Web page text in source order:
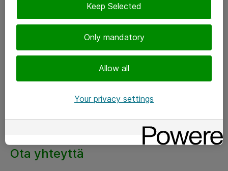
Uutiset ja blogi
Ota yhteyttä
Only mandatory
Allow all
Keep Selected
Your privacy settings